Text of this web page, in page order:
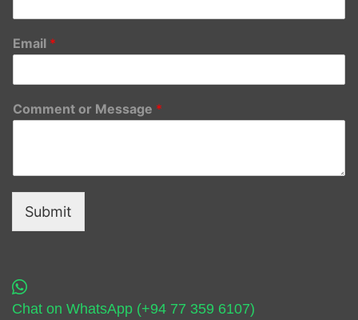
Email *
Comment or Message *
Submit
Chat on WhatsApp (+94 77 359 6107)